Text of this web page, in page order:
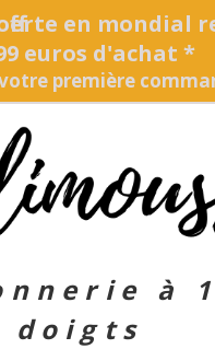
en mondial
euros d'achat *
première
à
doigts